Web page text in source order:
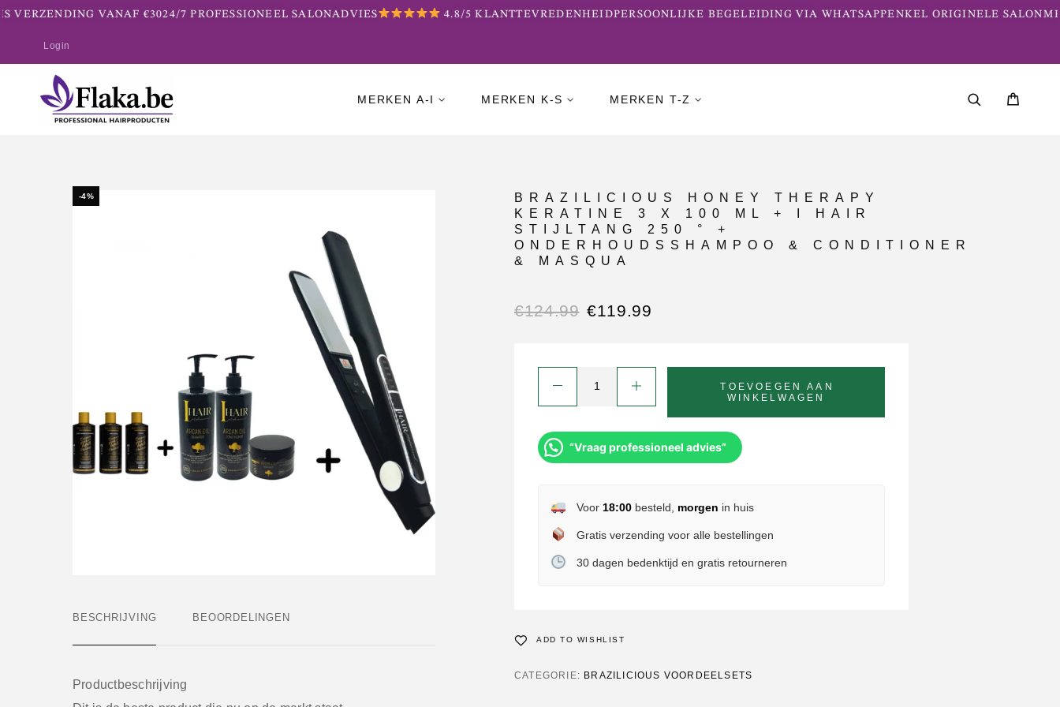
VERZENDING VANAF €3024/7 PROFESSIONEEL SALONADVIES 4.8/5 KLANTTEVREDENHEIDPERSOONLIJKE BEGELEIDING VIA WHATSAPPENKEL ORIGINELE
Login
MERKEN A-I MERKEN K-S MERKEN T-Z
-4%
BESCHRIJVING BEOORDELINGEN
Productbeschrijving
BRAZILICIOUS HONEY THERAPY
KERATINE 3 X 100 ML + I HAIR
STIJLTANG 250 ° +
ONDERHOUDSSHAMPOO & CONDITIONER
& MASQUA
€124.99 €119.99
TOEVOEGEN AAN
WINKELWAGEN
“Vraag professioneel advies”
Voor 18:00besteld, morgen in huis
Gratis verzending voor alle bestellingen
30 dagen bedenktijd en gratis retourneren
ADD TO WISHLIST
CATEGORIE: BRAZILICIOUS VOORDEELSETS